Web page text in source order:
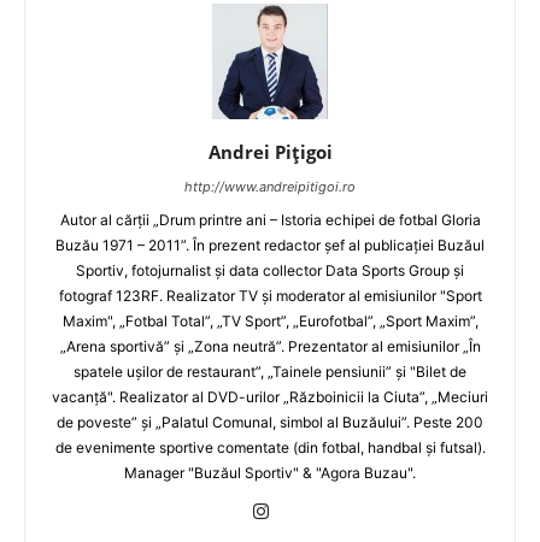
Andrei Pițigoi
http://www.andreipitigoi.ro
Autor al cărţii „Drum printre ani – Istoria echipei de fotbal Gloria
Buzău 1971 – 2011”. În prezent redactor şef al publicaţiei Buzăul
Sportiv, fotojurnalist şi data collector Data Sports Group şi
fotograf 123RF. Realizator TV şi moderator al emisiunilor "Sport
Maxim", „Fotbal Total”, „TV Sport”, „Eurofotbal”, „Sport Maxim”,
„Arena sportivă” şi „Zona neutră”. Prezentator al emisiunilor „În
spatele uşilor de restaurant”, „Tainele pensiunii” şi "Bilet de
vacanţă". Realizator al DVD-urilor „Războinicii la Ciuta”, „Meciuri
de poveste” şi „Palatul Comunal, simbol al Buzăului”. Peste 200
de evenimente sportive comentate (din fotbal, handbal şi futsal).
Manager "Buzăul Sportiv" & "Agora Buzau".